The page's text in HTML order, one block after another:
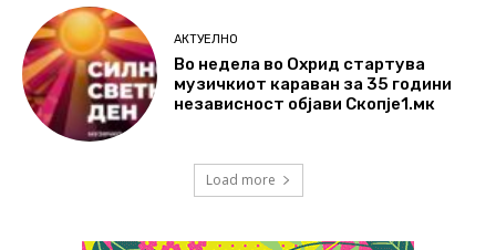
АКТУЕЛНО
Во недела во Охрид стартува
музичкиот караван за 35 години
независност објави Скопје1.мк
Load more